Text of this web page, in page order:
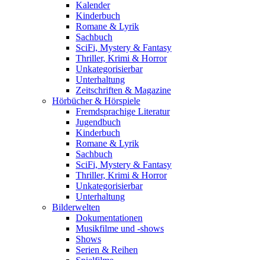
Kalender
Kinderbuch
Romane & Lyrik
Sachbuch
SciFi, Mystery & Fantasy
Thriller, Krimi & Horror
Unkategorisierbar
Unterhaltung
Zeitschriften & Magazine
Hörbücher & Hörspiele
Fremdsprachige Literatur
Jugendbuch
Kinderbuch
Romane & Lyrik
Sachbuch
SciFi, Mystery & Fantasy
Thriller, Krimi & Horror
Unkategorisierbar
Unterhaltung
Bilderwelten
Dokumentationen
Musikfilme und -shows
Shows
Serien & Reihen